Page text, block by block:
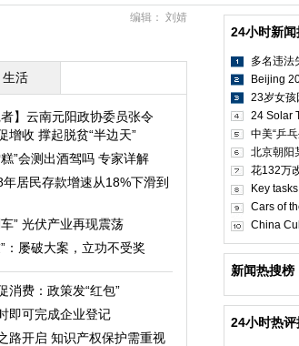
编辑： 刘婧
生活
者】云南元阳政协委员张令
增收 撑起脱贫“半边天”
”会测出酒驾吗 专家详解
居民存款增速从18%下滑到
” 光伏产业再现震荡
：屡破大案，立功不受奖
消费：政策发“红包”
即可完成企业登记
路开启 知识产权保护需重视
24小时新闻
多名违法
Beijing
23岁女孩
24 Solar
中美“乒
北京朝阳
花132万
Key
Cars of
China
新闻热搜榜
24小时热评